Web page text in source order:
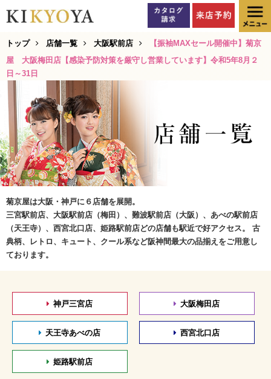
トップ 店舗一覧 大阪駅前店
【振袖MAXセール開催中】菊京
屋 大阪梅田店【感染予防対策を厳守し営業しています】令和5年8月２
日～31日
菊京屋は大阪・神戸に６店舗を展開。
三宮駅前店、大阪駅前店（梅田）、難波駅前店（大阪）、あべの駅前店
（天王寺）、西宮北口店、姫路駅前店どの店舗も駅近で好アクセス。 古
典柄、レトロ、キュート、クール系など阪神間最大の品揃えをご用意し
ております。
神戸三宮店 大阪梅田店
天王寺あべの店 西宮北口店
姫路駅前店